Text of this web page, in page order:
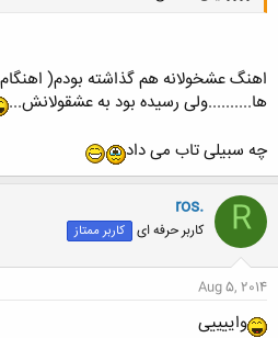
اهنگ عشخولانه هم گذاشته بودم(
ها..........ولی رسیده بود به عشقولانش...
چه سبیلی تاب می داد
R
ros.
کاربر حرفه ای کاربر ممتاز
Aug 5, 2014
واییییی